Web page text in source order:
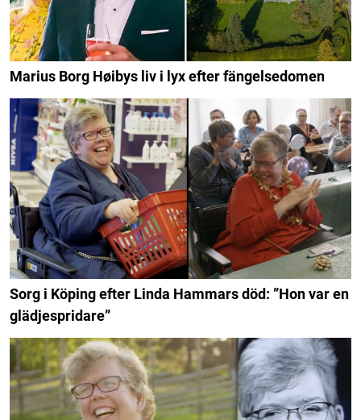
Marius Borg Høibys liv i lyx efter fängelsedomen
Sorg i Köping efter Linda Hammars död: ”Hon var en
glädjespridare”